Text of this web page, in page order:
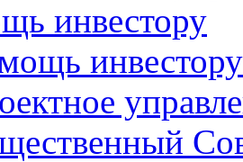
инвестору
инвестору